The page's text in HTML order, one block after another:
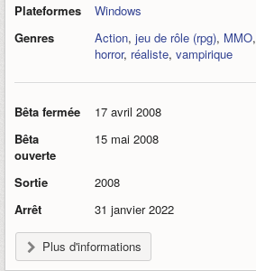
Plateformes
Windows
Genres
Action, jeu de rôle (rpg), MMO,
horror, réaliste, vampirique
Bêta fermée
17 avril 2008
Bêta
ouverte
15 mai 2008
Sortie
2008
Arrêt
31 janvier 2022
Plus d'informations